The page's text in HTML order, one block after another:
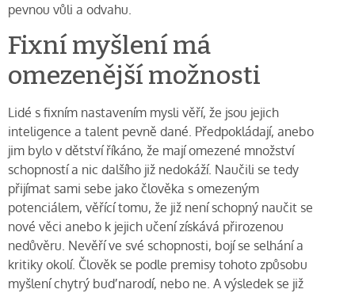
pevnou vůli a odvahu.
Fixní myšlení má
omezenější možnosti
Lidé s fixním nastavením mysli věří, že jsou jejich
inteligence a talent pevně dané. Předpokládají, anebo
jim bylo v dětství říkáno, že mají omezené množství
schopností a nic dalšího již nedokáží. Naučili se tedy
přijímat sami sebe jako člověka s omezeným
potenciálem, věřící tomu, že již není schopný naučit se
nové věci anebo k jejich učení získává přirozenou
nedůvěru. Nevěří ve své schopnosti, bojí se selhání a
kritiky okolí. Člověk se podle premisy tohoto způsobu
myšlení chytrý buď narodí, nebo ne. A výsledek se již